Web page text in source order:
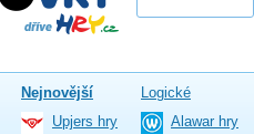
Nejnovější
Logické
Upjers hry Alawar hry